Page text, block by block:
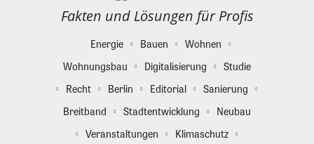
Fakten und Lösungen für Profis
Energie Bauen
Wohnen
Wohnungsbau
Digitalisierung
Studie
Recht
Berlin Editorial
Sanierung
Breitband
Stadtentwicklung
Neubau
Veranstaltungen
Klimaschutz